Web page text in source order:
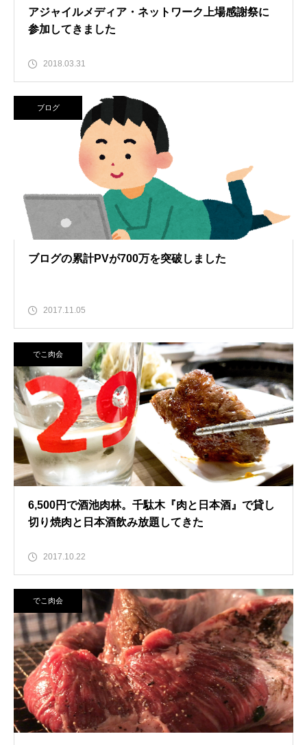
アジャイルメディア・ネットワーク上場感謝祭に
参加してきました
2018.03.31
ブログ
ブログの累計PVが700万を突破しました
2017.11.05
でこ肉会
6,500円で酒池肉林。千駄木『肉と日本酒』で貸し
切り焼肉と日本酒飲み放題してきた
2017.10.22
でこ肉会